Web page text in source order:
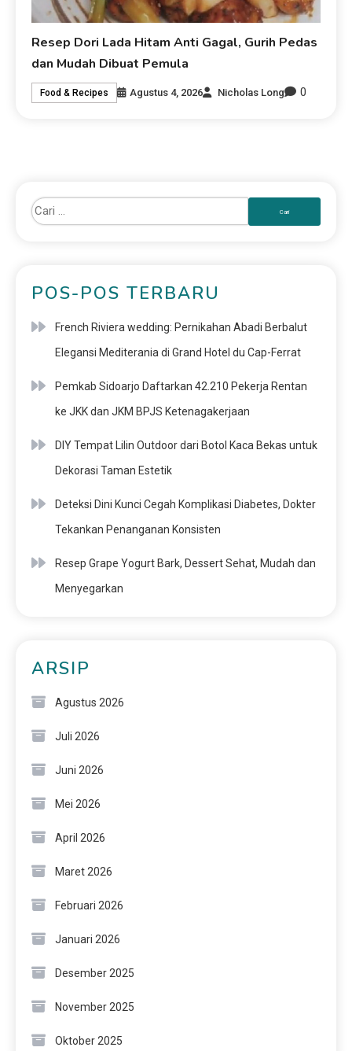
Resep Dori Lada Hitam Anti Gagal, Gurih Pedas
dan Mudah Dibuat Pemula
Food & Recipes Agustus 4, 2026 Nicholas Long 0
POS-POS TERBARU
French Riviera wedding: Pernikahan Abadi Berbalut
Elegansi Mediterania di Grand Hotel du Cap-Ferrat
Pemkab Sidoarjo Daftarkan 42.210 Pekerja Rentan
ke JKK dan JKM BPJS Ketenagakerjaan
DIY Tempat Lilin Outdoor dari Botol Kaca Bekas untuk
Dekorasi Taman Estetik
Deteksi Dini Kunci Cegah Komplikasi Diabetes, Dokter
Tekankan Penanganan Konsisten
Resep Grape Yogurt Bark, Dessert Sehat, Mudah dan
Menyegarkan
ARSIP
Agustus 2026
Juli 2026
Juni 2026
Mei 2026
April 2026
Maret 2026
Februari 2026
Januari 2026
Desember 2025
November 2025
Oktober 2025